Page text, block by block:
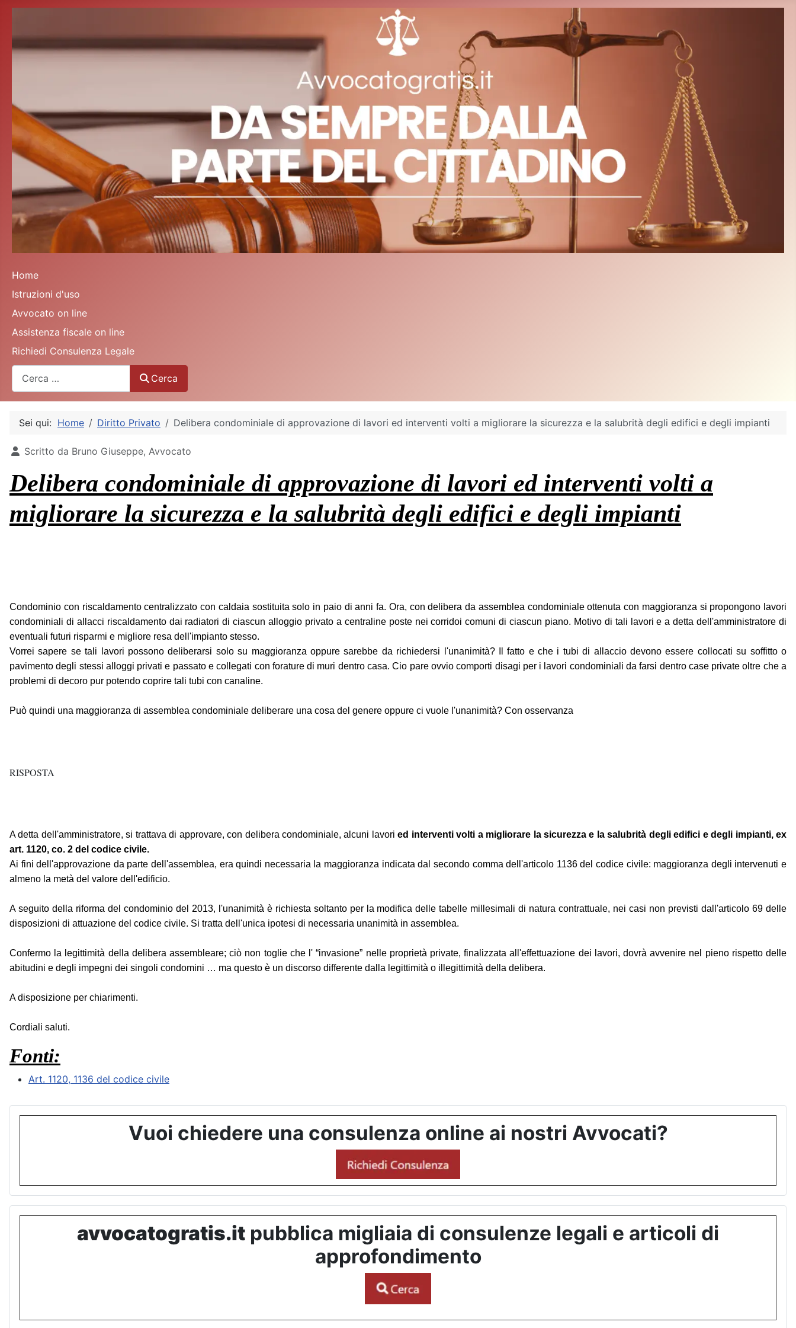
Home
Istruzioni d'uso
Avvocato on line
Assistenza fiscale on line
Richiedi Consulenza Legale
Cerca
Sei qui: Home Diritto Privato Delibera condominiale di approvazione di lavori ed interventi volti a migliorare la sicurezza e la salubrità degli edifici e degli impianti
Dettagli
Scritto da Bruno Giuseppe, Avvocato
Delibera condominiale di approvazione di lavori ed interventi volti a
migliorare la sicurezza e la salubrità degli edifici e degli impianti
Condominio con riscaldamento centralizzato con caldaia sostituita solo in paio di anni fa. Ora, con delibera da assemblea condominiale ottenuta con maggioranza si propongono lavori
condominiali di allacci riscaldamento dai radiatori di ciascun alloggio privato a centraline poste nei corridoi comuni di ciascun piano. Motivo di tali lavori e a detta dell'amministratore di
eventuali futuri risparmi e migliore resa dell'impianto stesso.
Vorrei sapere se tali lavori possono deliberarsi solo su maggioranza oppure sarebbe da richiedersi l'unanimità? Il fatto e che i tubi di allaccio devono essere collocati su soffitto o
pavimento degli stessi alloggi privati e passato e collegati con forature di muri dentro casa. Cio pare ovvio comporti disagi per i lavori condominiali da farsi dentro case private oltre che a
problemi di decoro pur potendo coprire tali tubi con canaline.
Può quindi una maggioranza di assemblea condominiale deliberare una cosa del genere oppure ci vuole l'unanimità? Con osservanza
RISPOSTA
A detta dell'amministratore, si trattava di approvare, con delibera condominiale, alcuni lavoried interventi volti a migliorare la sicurezza e la salubrità degli edifici e degli impianti, ex
art. 1120, co. 2 del codice civile.
Ai fini dell'approvazione da parte dell'assemblea, era quindi necessaria la maggioranza indicata dal secondo comma dell'articolo 1136 del codice civile: maggioranza degli intervenuti e
almeno la metà del valore dell'edificio.
A seguito della riforma del condominio del 2013, l'unanimità è richiesta soltanto per la modifica delle tabelle millesimali di natura contrattuale, nei casi non previsti dall'articolo 69 delle
disposizioni di attuazione del codice civile. Si tratta dell'unica ipotesi di necessaria unanimità in assemblea.
Confermo la legittimità della delibera assembleare; ciò non toglie che l' “invasione” nelle proprietà private, finalizzata all'effettuazione dei lavori, dovrà avvenire nel pieno rispetto delle
abitudini e degli impegni dei singoli condomini … ma questo è un discorso differente dalla legittimità o illegittimità della delibera.
A disposizione per chiarimenti.
Cordiali saluti.
Fonti:
Art. 1120, 1136 del codice civile
Vuoi chiedere una consulenza online ai nostri Avvocati?
avvocatogratis.it pubblica migliaia di consulenze legali e articoli di
approfondimento